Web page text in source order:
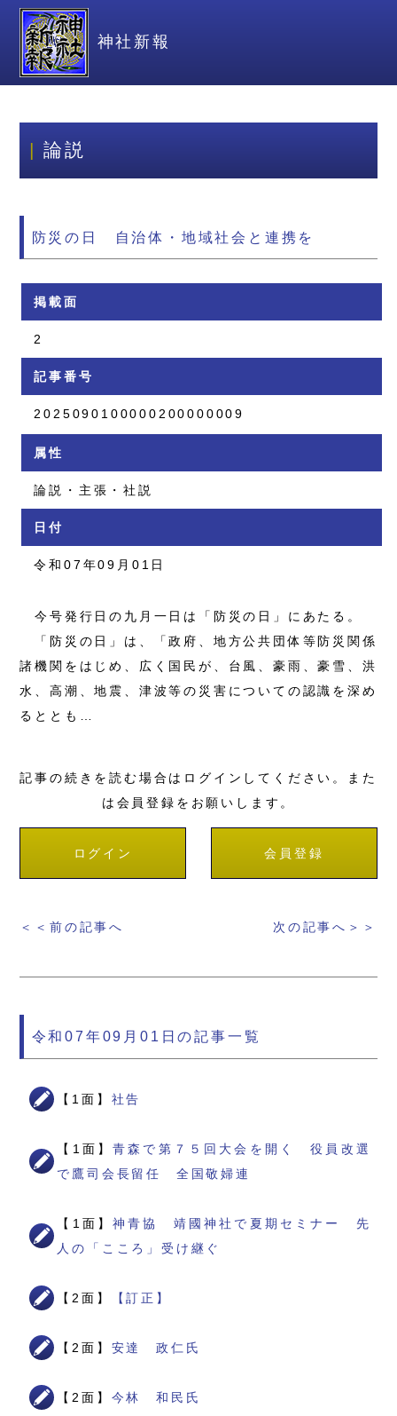
神社新報
論説
防災の日 自治体・地域社会と連携を
掲載面
2
記事番号
2025090100000200000009
属性
論説・主張・社説
日付
令和07年09月01日
今号発行日の九月一日は「防災の日」にあたる。
「防災の日」は、「政府、地方公共団体等防災関係
諸機関をはじめ、広く国民が、台風、豪雨、豪雪、洪
水、高潮、地震、津波等の災害についての認識を深め
るととも…
記事の続きを読む場合はログインしてください。また
は会員登録をお願いします。
ログイン 会員登録
＜＜前の記事へ 次の記事へ＞＞
令和07年09月01日の記事一覧
【1面】 社告
【1面】青森で第７５回大会を開く 役員改選
で鷹司会長留任 全国敬婦連
【1面】神青協 靖國神社で夏期セミナー 先
人の「こころ」受け継ぐ
【2面】 【訂正】
【2面】 安達 政仁氏
【2面】 今林 和民氏